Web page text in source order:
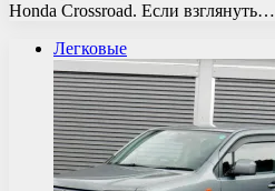
Honda Crossroad. Если взглянуть…
Легковые